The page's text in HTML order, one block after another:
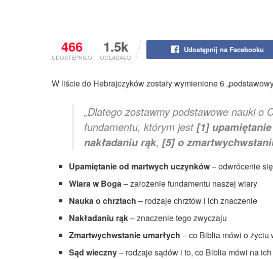
466
UDOSTĘPNIŁO
1.5k
OGLĄDAŁO
Udostępnij na Facebooku
W liście do Hebrajczyków zostały wymienione 6
„Dlatego zostawmy podstawowe nauki o
fundamentu, którym jest[1]
nakładaniu rąk, [5] o
Upamiętanie od martwych uczynków– odwrócenie
Wiara w Boga– założenie fundamentu naszej wiary
Nauka o chrztach – rodzaje chrztów i ich znaczenie
Nakładaniu rąk– znaczenie tego zwyczaju
Zmartwychwstanie umarłych – co Biblia mówi o życiu
Sąd wieczny– rodzaje sądów i to, co Biblia mówi na